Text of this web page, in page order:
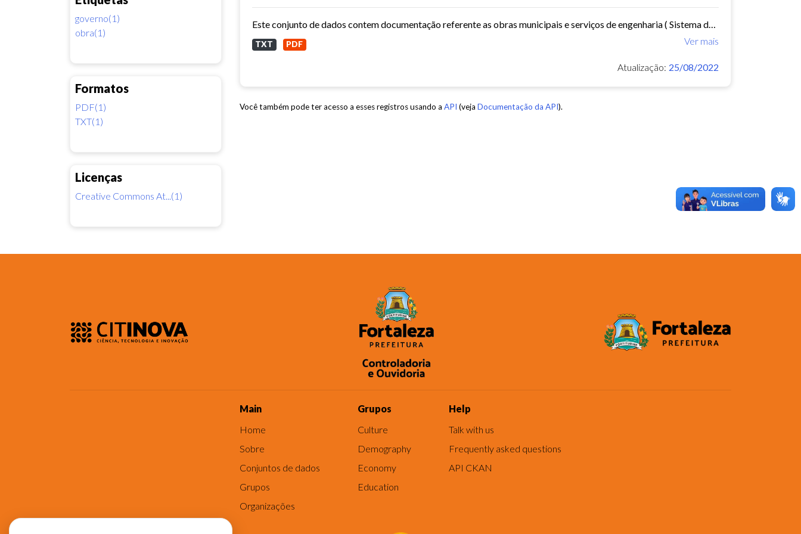
governo(1)
obra(1)
Formatos
PDF(1)
TXT(1)
Licenças
Creative Commons At...(1)
Este conjunto de dados contem documentação referente as obras municipais e serviços de engenharia ( Sistema de Informações Municipais) - ref. 2015
Ver mais
TXT PDF
Atualização: 25/08/2022
Você também pode ter acesso a esses registros usando a API (veja Documentação da API).
Main
Home
Sobre
Conjuntos de dados
Grupos
Organizações
Grupos
Culture
Demography
Economy
Education
Help
Talk with us
Frequently asked questions
API CKAN